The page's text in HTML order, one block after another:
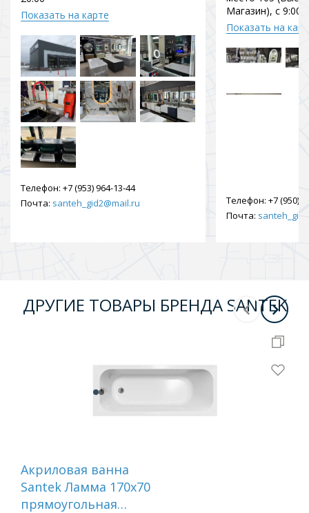
Показать на карте
Телефон: +7 (953) 964-13-44
Почта: santeh_gid2@mail.ru
Магазин), с 9:00
Показать на
Телефон: +7 (950)
Почта:
ДРУГИЕ ТОВАРЫ БРЕНДА SANTEK
Акриловая ванна
Santek Ламма 170х70
прямоугольная